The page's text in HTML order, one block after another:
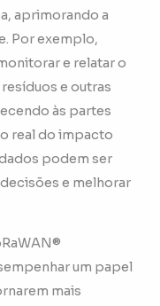
aprimorando a
Por exemplo,
e relatar o
e outras
às partes
real do impacto
podem ser
e melhorar
um papel
mais